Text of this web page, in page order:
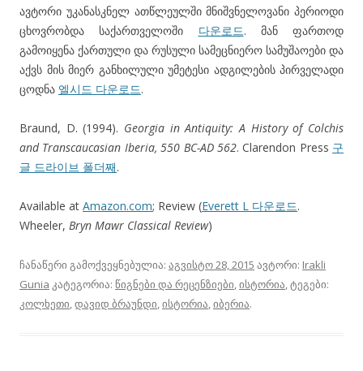
ავტორი უკანასკნელ ათწლეულში მნიშვნელოვანი პერიოდი
ცხოვრობდა საქართველოში 다운로드. მან ფართოდ
გამოიყენა ქართული და რუსული სამეცნიერო სამუშაოები და
აქვს მის მიერ განხილული უმეტესი ადგილების პირველადი
ცოდნა 엘시드 다운로드.
Braund, D. (1994). Georgia in Antiquity: A History of Colchis
and Transcaucasian Iberia, 550 BC-AD 562. Clarendon Press 구
글 드라이브 폴더째.
Available at Amazon.com; Review (Everett L 다운로드.
Wheeler, Bryn Mawr Classical Review)
ჩანაწერი გამოქვეყნებულია: აგვისტო 28, 2015 ავტორი: Irakli
Gunia კატეგორია: წიგნები და რეცენზიები,ისტორია, ტეგები:
კოლხეთი,დავიდ ბრაუნდი,ისტორია,იბერია.